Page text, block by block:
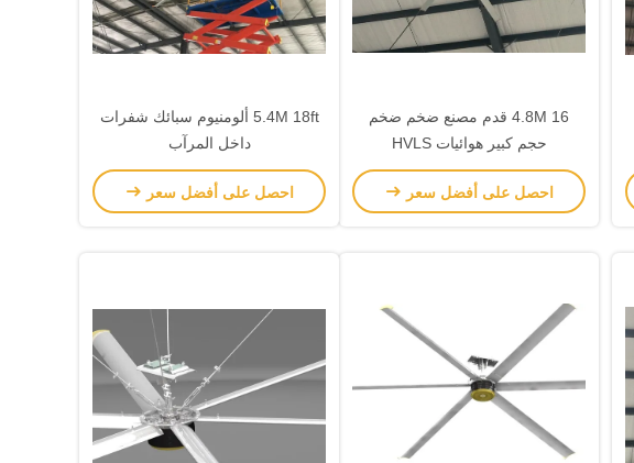
4.8M 16 قدم مصنع ضخم ضخم
حجم كبير هوائيات HVLS
احصل على أفضل سعر
5.4M 18ft ألومنيوم سبائك شفرات
داخل المرآب
احصل على أفضل سعر